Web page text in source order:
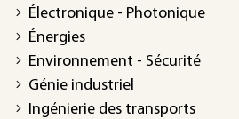
Électronique - Photonique
Énergies
Environnement - Sécurité
Génie industriel
Ingénierie des transports